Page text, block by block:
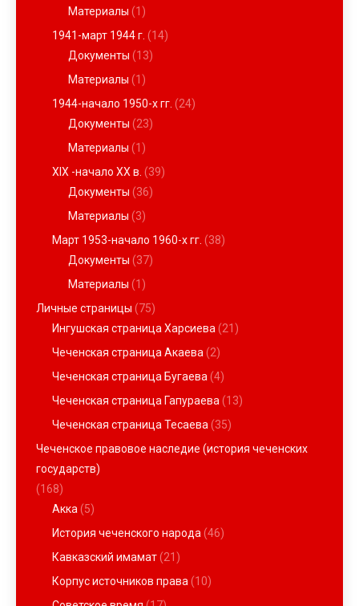
Материалы (1)
1941-март 1944 г. (14)
Документы (13)
Материалы (1)
1944-начало 1950-х гг. (24)
Документы (23)
Материалы (1)
XIX -начало ХХ в. (39)
Документы (36)
Материалы (3)
Март 1953-начало 1960-х гг. (38)
Документы (37)
Материалы (1)
Личные страницы (75)
Ингушская страница Харсиева (21)
Чеченская страница Акаева (2)
Чеченская страница Бугаева (4)
Чеченская страница Гапураева (13)
Чеченская страница Тесаева (35)
Чеченское правовое наследие (история чеченских
государств)
(168)
Акка (5)
История чеченского народа (46)
Кавказский имамат(21)
Корпус источников права (10)